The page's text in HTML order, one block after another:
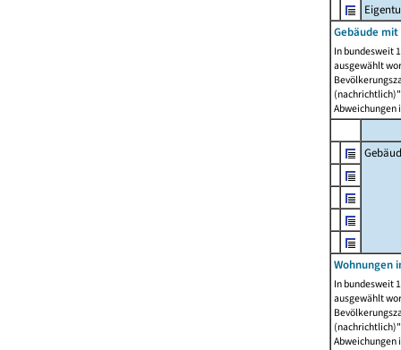
Gebäude
In bundesweit
ausgewählt
Abweichungen
Wohnungen
In bundesweit
ausgewählt
Abweichungen